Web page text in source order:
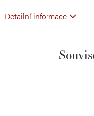
Detailní informace